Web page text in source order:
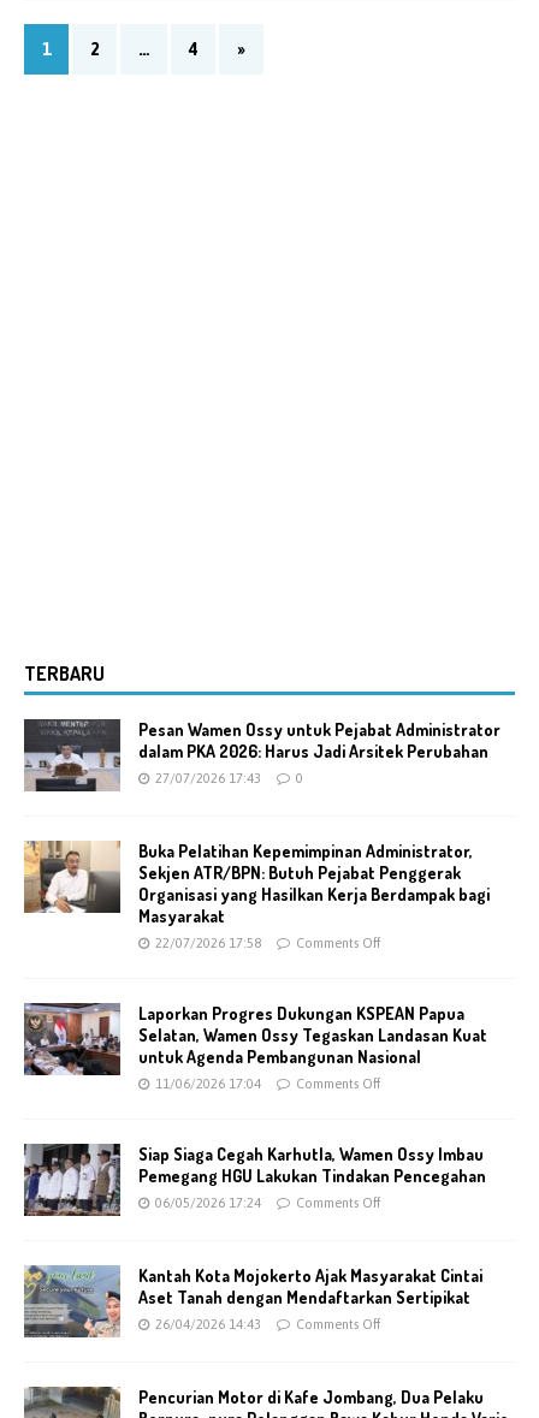
1 2 … 4 »
TERBARU
Pesan Wamen Ossy untuk Pejabat Administrator
dalam PKA 2026: Harus Jadi Arsitek Perubahan
27/07/2026 17:43 0
Buka Pelatihan Kepemimpinan Administrator,
Sekjen ATR/BPN: Butuh Pejabat Penggerak
Organisasi yang Hasilkan Kerja Berdampak bagi
Masyarakat
22/07/2026 17:58 Comments Off
Laporkan Progres Dukungan KSPEAN Papua
Selatan, Wamen Ossy Tegaskan Landasan Kuat
untuk Agenda Pembangunan Nasional
11/06/2026 17:04 Comments Off
Siap Siaga Cegah Karhutla, Wamen Ossy Imbau
Pemegang HGU Lakukan Tindakan Pencegahan
06/05/2026 17:24 Comments Off
Kantah Kota Mojokerto Ajak Masyarakat Cintai
Aset Tanah dengan Mendaftarkan Sertipikat
26/04/2026 14:43 Comments Off
Pencurian Motor di Kafe Jombang, Dua Pelaku